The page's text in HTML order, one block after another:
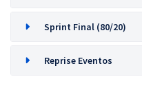
Sprint Final (80/20)
Reprise Eventos